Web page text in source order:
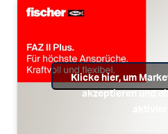
Klicke hier, um
akzeptieren und